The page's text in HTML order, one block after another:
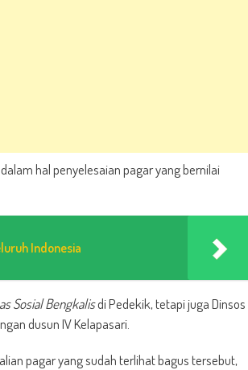
hal penyelesaian pagar yang bernilai
Indonesia
Sosial Bengkalisdi Pedekik, tetapi juga Dinsos
dusun IV Kelapasari.
pagar yang sudah terlihat bagus tersebut,